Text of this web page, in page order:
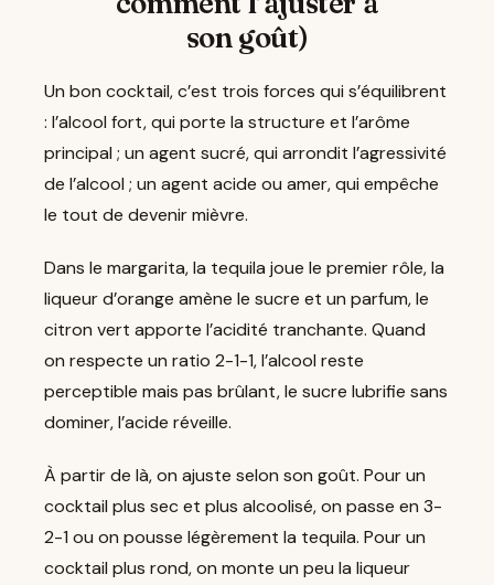
son goût)
Un bon cocktail, c’est trois forces qui s’équilibrent
: l’alcool fort, qui porte la structure et l’arôme
principal ; un agent sucré, qui arrondit l’agressivité
de l’alcool ; un agent acide ou amer, qui empêche
le tout de devenir mièvre.
Dans le margarita, la tequila joue le premier rôle, la
liqueur d’orange amène le sucre et un parfum, le
citron vert apporte l’acidité tranchante. Quand
on respecte un ratio 2-1-1, l’alcool reste
perceptible mais pas brûlant, le sucre lubrifie sans
dominer, l’acide réveille.
À partir de là, on ajuste selon son goût. Pour un
cocktail plus sec et plus alcoolisé, on passe en 3-
2-1 ou on pousse légèrement la tequila. Pour un
cocktail plus rond, on monte un peu la liqueur